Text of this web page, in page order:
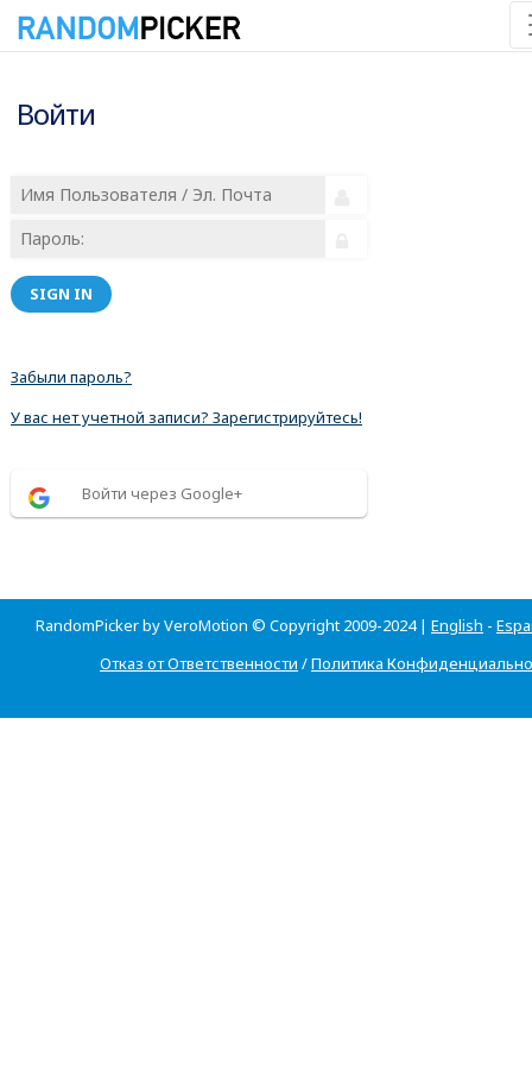
Войти
SIGN IN
Забыли пароль?
У вас нет учетной записи? Зарегистрируйтесь!
Войти через Google+
RandomPicker by VeroMotion © Copyright 2009-2024 | English -
Отказ от Ответственности /Политика